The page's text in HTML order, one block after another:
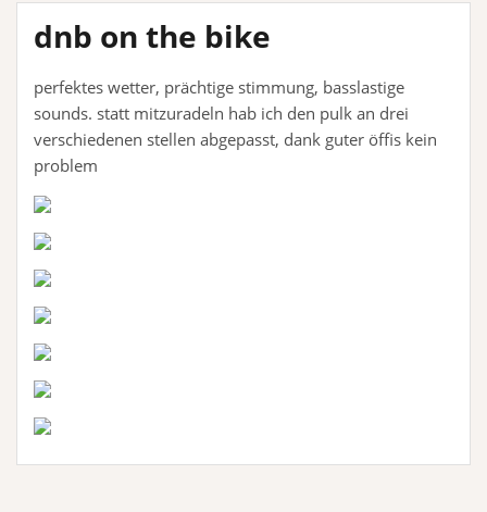
dnb on the bike
perfektes wetter, prächtige stimmung, basslastige
sounds. statt mitzuradeln hab ich den pulk an drei
verschiedenen stellen abgepasst, dank guter öffis kein
problem